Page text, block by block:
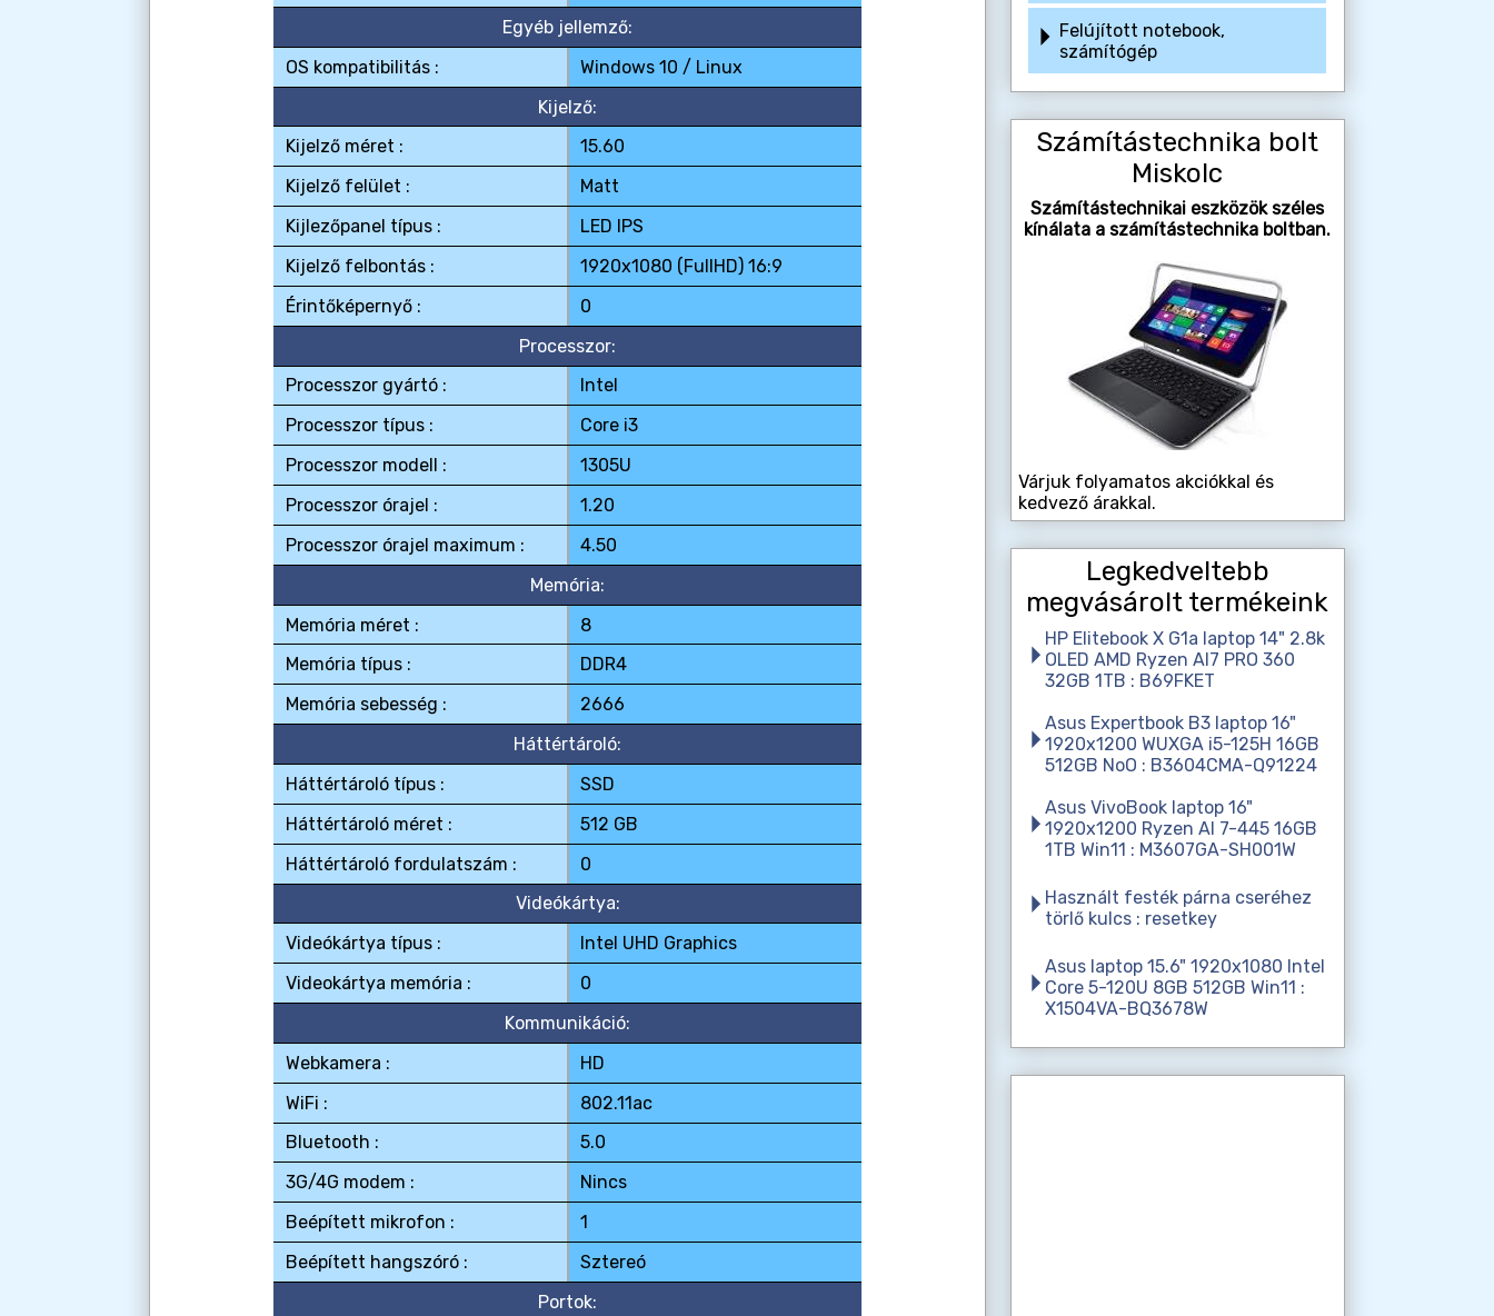
Egyéb jellemző:
OS kompatibilitás :
Windows 10 / Linux
Kijelző:
Kijelző méret :
15.60
Kijelző felület :
Matt
Kijlezőpanel típus :
LED IPS
Kijelző felbontás :
1920x1080 (FullHD) 16:9
Érintőképernyő :
0
Processzor:
Processzor gyártó :
Intel
Processzor típus :
Core i3
Processzor modell :
1305U
Processzor órajel :
1.20
Processzor órajel maximum :
4.50
Memória:
Memória méret :
8
Memória típus :
DDR4
Memória sebesség :
2666
Háttértároló:
Háttértároló típus :
SSD
Háttértároló méret :
512 GB
Háttértároló fordulatszám :
0
Videókártya:
Videókártya típus :
Intel UHD Graphics
Videokártya memória :
0
Kommunikáció:
Webkamera :
HD
WiFi :
802.11ac
Bluetooth :
5.0
3G/4G modem :
Nincs
Beépített mikrofon :
1
Beépített hangszóró :
Sztereó
Portok:
Felújított notebook,
számítógép
Számítástechnika bolt
Miskolc
Számítástechnikai eszközök széles
kínálata a számítástechnika boltban.
Várjuk folyamatos akciókkal és
kedvező árakkal.
Legkedveltebb
megvásárolt termékeink
HP Elitebook X G1a laptop 14" 2.8k
OLED AMD Ryzen AI7 PRO 360
32GB 1TB : B69FKET
Asus Expertbook B3 laptop 16"
1920x1200 WUXGA i5-125H 16GB
512GB NoO : B3604CMA-Q91224
Asus VivoBook laptop 16"
1920x1200 Ryzen AI 7-445 16GB
1TB Win11 : M3607GA-SH001W
Használt festék párna cseréhez
törlő kulcs : resetkey
Asus laptop 15.6" 1920x1080 Intel
Core 5-120U 8GB 512GB Win11 :
X1504VA-BQ3678W